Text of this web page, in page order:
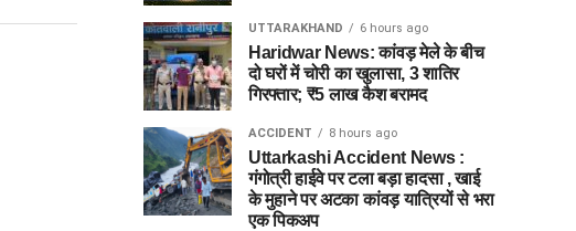
UTTARAKHAND 6 hours ago
Haridwar News: कांवड़ मेले के बीच
दो घरों में चोरी का खुलासा, 3 शातिर
गिरफ्तार; ₹5 लाख कैश बरामद
ACCIDENT 8 hours ago
Uttarkashi Accident News :
गंगोत्री हाईवे पर टला बड़ा हादसा , खाई
के मुहाने पर अटका कांवड़ यात्रियों से भरा
एक पिकअप